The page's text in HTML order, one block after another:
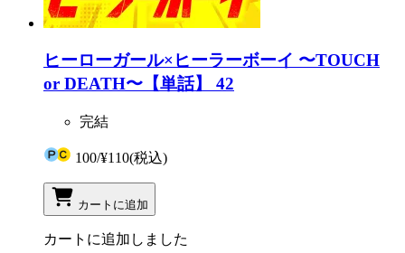
ヒーローガール×ヒーラーボーイ 〜TOUCH
or DEATH〜【単話】 42
完結
100/¥110(税込)
カートに追加
カートに追加しました